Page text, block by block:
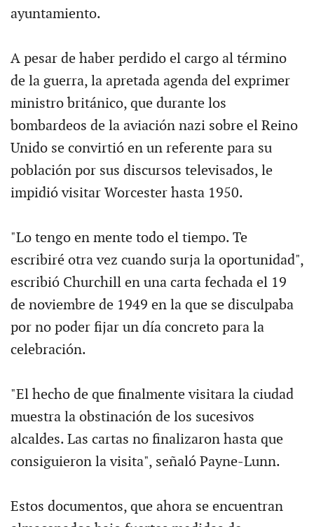
ayuntamiento.
A pesar de haber perdido el cargo al término
de la guerra, la apretada agenda del exprimer
ministro británico, que durante los
bombardeos de la aviación nazi sobre el Reino
Unido se convirtió en un referente para su
población por sus discursos televisados, le
impidió visitar Worcester hasta 1950.
"Lo tengo en mente todo el tiempo. Te
escribiré otra vez cuando surja la oportunidad",
escribió Churchill en una carta fechada el 19
de noviembre de 1949 en la que se disculpaba
por no poder fijar un día concreto para la
celebración.
"El hecho de que finalmente visitara la ciudad
muestra la obstinación de los sucesivos
alcaldes. Las cartas no finalizaron hasta que
consiguieron la visita", señaló Payne-Lunn.
Estos documentos, que ahora se encuentran